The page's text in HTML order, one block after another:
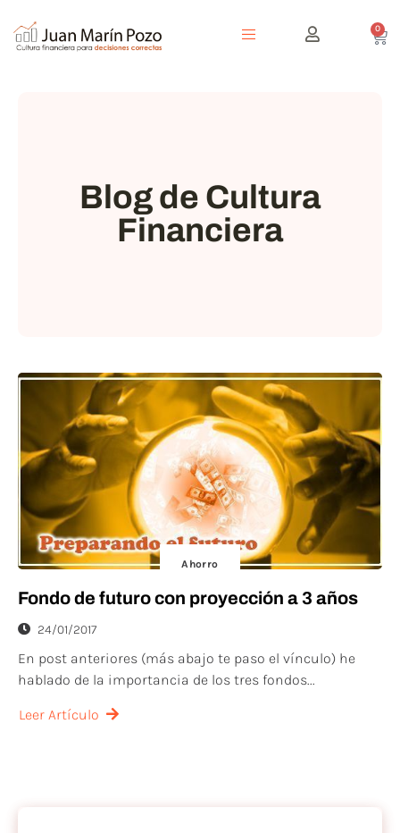
0
Blog de Cultura
Financiera
Ahorro
Fondo de futuro con proyección a 3 años
24/01/2017
En post anteriores (más abajo te paso el vínculo) he
hablado de la importancia de los tres fondos...
Leer Artículo